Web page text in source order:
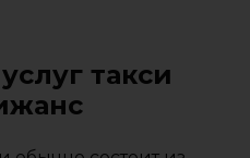
такси